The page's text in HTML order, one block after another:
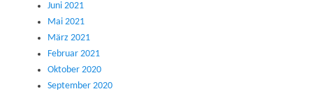
Juni 2021
Mai 2021
März 2021
Februar 2021
Oktober 2020
September 2020